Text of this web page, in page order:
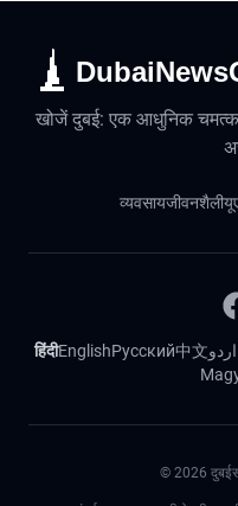
खोजें दुबई: एक आधुनिक
व्यवसायजीवनशैली
हिंदीEnglishРусский中文اردو
© 2026